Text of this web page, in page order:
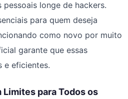
longe de hackers.
para quem deseja
como novo por muito
garante que essas
e eficientes.
para Todos os